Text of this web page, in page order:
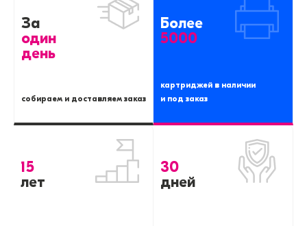
За
один
день
собираем и доставляем заказ
Более
5000
картриджей в наличии
и под заказ
15
лет
30
дней